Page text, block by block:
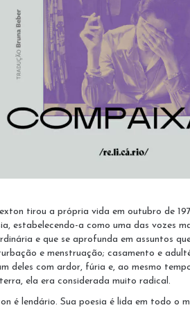
tirou a própria vida em outubro de
estabelecendo-a como uma das vozes
e que se aprofunda em assuntos
e menstruação; casamento e
deles com ardor, fúria e, ao mesmo
ela era considerada muito radical.
é lendário. Sua poesia é lida em todo o